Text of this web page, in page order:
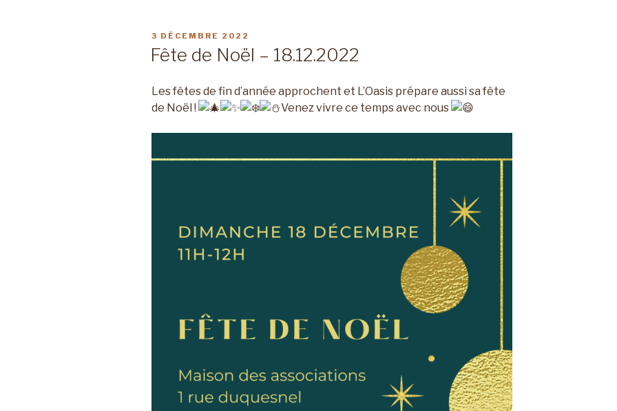
PUBLIÉ
3 DÉCEMBRE 2022
Fête de Noël – 18.12.2022
Les fêtes de fin d’année approchent et L’Oasis prépare aussi sa fête
de Noël !
Venez vivre ce temps avec nous